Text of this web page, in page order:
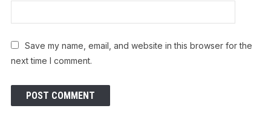
Save my name, email, and website in this browser for the
next time I comment.